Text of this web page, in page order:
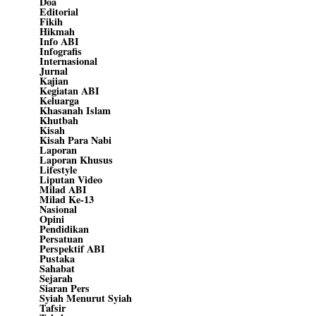
Editorial
Fikih
Hikmah
Info ABI
Infografis
Internasional
Jurnal
Kajian
Kegiatan ABI
Keluarga
Khasanah Islam
Khutbah
Kisah
Kisah Para Nabi
Laporan
Laporan Khusus
Lifestyle
Liputan Video
Milad ABI
Milad Ke-13
Nasional
Opini
Pendidikan
Persatuan
Perspektif ABI
Pustaka
Sahabat
Sejarah
Siaran Pers
Syiah Menurut Syiah
Tafsir